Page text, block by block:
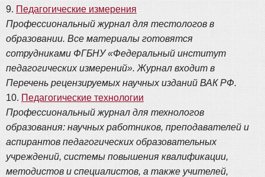
9. Педагогические измерения
Профессиональный журнал для тестологов в
образовании. Все материалы готовятся
сотрудниками ФГБНУ «Федеральный институт
педагогических измерений». Журнал входит в
Перечень рецензируемых научных изданий ВАК РФ.
10. Педагогические технологии
Профессиональный журнал для технологов
образования: научных работников, преподавателей и
аспирантов педагогических образовательных
учреждений, системы повышения квалификации,
методистов и специалистов, а также учителей,